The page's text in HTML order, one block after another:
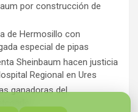
por construcción de
de Hermosillo con
especial de pipas
Sheinbaum hacen justicia
Regional en Ures
ganadoras del